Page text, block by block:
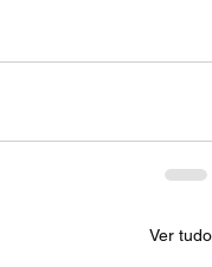
Ver tudo